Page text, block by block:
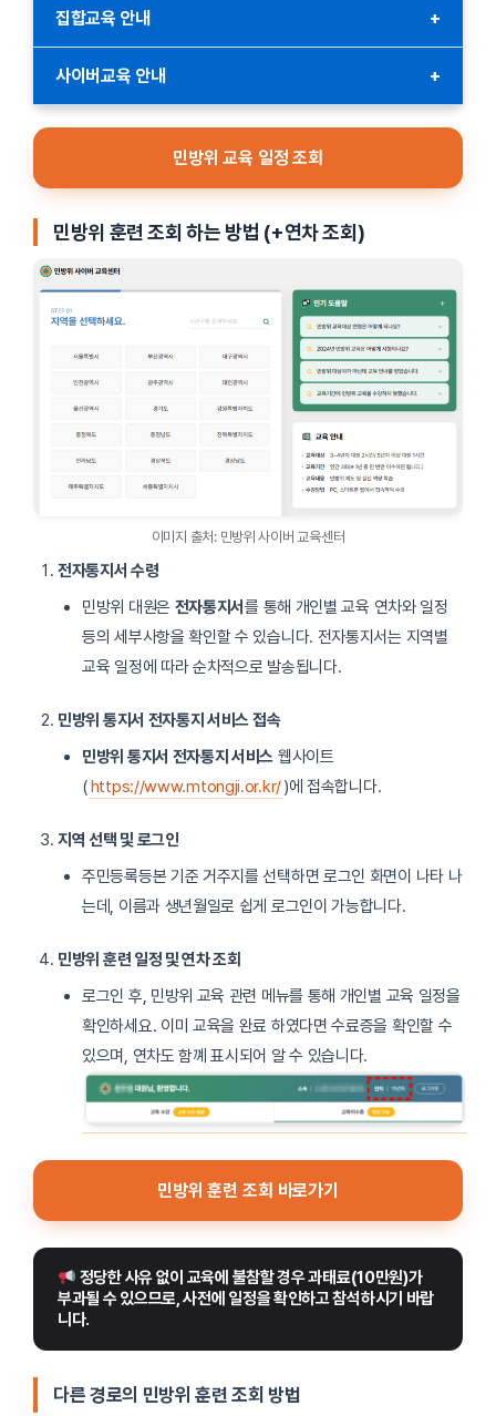
1~2년차: 집합교육 4시간
3~4년차: 사이버교육 2시간
5년차 이상: 사이버교육 1시간
민방위대장: 집합교육 4시간
기술지원대: 집합교육 4~8시간
집합교육 안내 +
합니다.
지정된 교육 일시 및 장소 외 타지역 교육참석 희망 시,
에서 교육장 확인 및 예약 후 참석 가능합니다.
사이버교육 안내 +
절차는 필요하지 않습니다.민방위 교육 일정 조회
민방위 훈련 조회 하는 방법 (+연차 조회)
이미지 출처: 민방위 사이버 교육센터
전자통지서 수령
민방위 대원은 전자통지서를 통해 개인별 교육 연차와 일정
등의 세부사항을 확인할 수 있습니다. 전자통지서는 지역별
교육 일정에 따라 순차적으로 발송됩니다.
민방위 통지서 전자통지 서비스 접속
민방위 통지서 전자통지 서비스 웹사이트
(https://www.mtongji.or.kr/)에 접속합니다.
지역 선택 및 로그인
주민등록등본 기준 거주지를 선택하면 로그인 화면이 나타 나
는데, 이름과 생년월일로 쉽게 로그인이 가능합니다.
민방위 훈련 일정 및 연차 조회
로그인 후, 민방위 교육 관련 메뉴를 통해 개인별 교육 일정을
확인하세요. 이미 교육을 완료 하였다면 수료증을 확인할 수
있으며, 연차도 함꼐 표시되어 알 수 있습니다.
민방위 훈련 조회 바로가기
정당한 사유 없이 교육에 불참할 경우 과태료(10만원)가
부과될 수 있으므로, 사전에 일정을 확인하고 참석하시기 바랍
니다.
다른 경로의 민방위 훈련 조회 방법